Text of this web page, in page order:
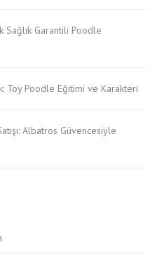
Sağlık Garantili Poodle
Toy Poodle Eğitimi ve Karakteri
Albatros Güvencesiyle